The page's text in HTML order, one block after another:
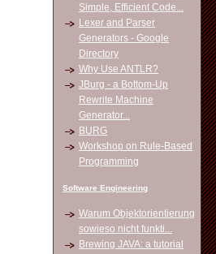
Simple, Efficient Code...
Lexer and Parser
Generators - Google
Directory
Why Use ANTLR?
JBurg - a Bottom-Up
Rewrite Machine
Generator...
BURG
Workshop on Rule-Based
Programming
Software Engineering
Warum Objektorientierung
sowieso nicht funkti...
Brewing JAVA: a tutorial